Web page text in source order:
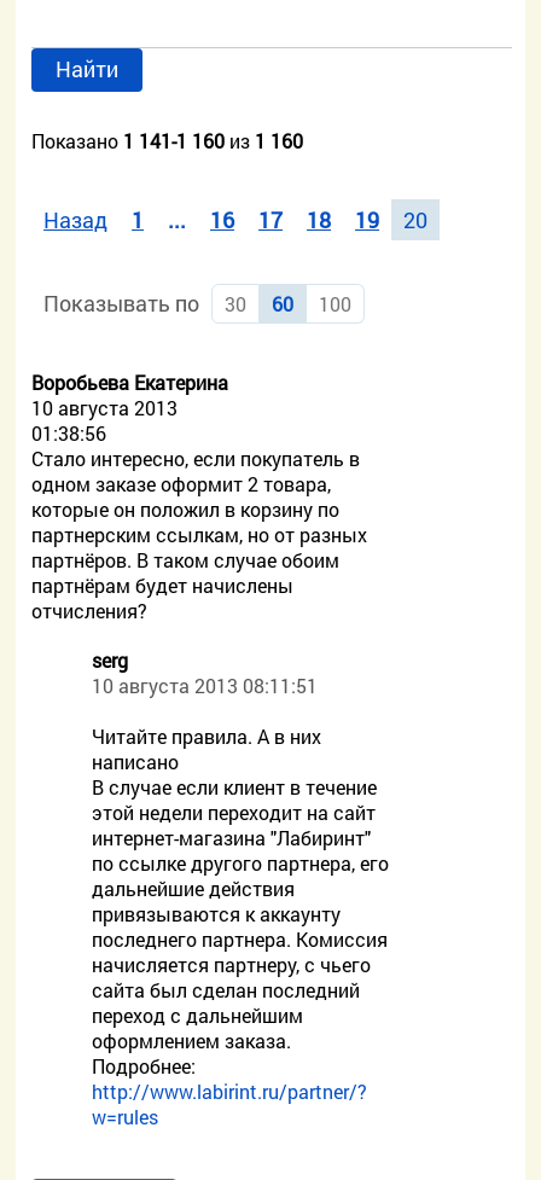
Найти
Показано 1 141-1 160 из 1 160
Назад 1 ... 16 17 18 19 20
Показывать по 30 60 100
Воробьева Екатерина
10 августа 2013
01:38:56
Стало интересно, если покупатель в
одном заказе оформит 2 товара,
которые он положил в корзину по
партнерским ссылкам, но от разных
партнёров. В таком случае обоим
партнёрам будет начислены
отчисления?
serg
10 августа 2013 08:11:51
Читайте правила. А в них
написано
В случае если клиент в течение
этой недели переходит на сайт
интернет-магазина "Лабиринт"
по ссылке другого партнера, его
дальнейшие действия
привязываются к аккаунту
последнего партнера. Комиссия
начисляется партнеру, с чьего
сайта был сделан последний
переход с дальнейшим
оформлением заказа.
Подробнее:
http://www.labirint.ru/partner/?
w=rules